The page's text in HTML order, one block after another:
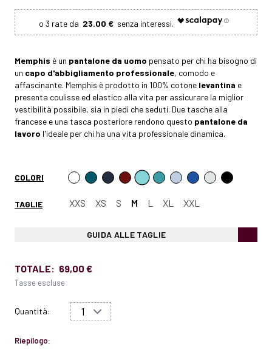
23.00 €
Memphis è un pantalone da uomo pensato per chi ha bisogno di
un capo d'abbigliamento professionale, comodo e
affascinante. Memphis è prodotto in 100% cotone levantina e
presenta coulisse ed elastico alla vita per assicurare la miglior
vestibilità possibile, sia in piedi che seduti. Due tasche alla
francese e una tasca posteriore rendono questo pantalone da
lavoro l'ideale per chi ha una vita professionale dinamica.
COLORI
TAGLIE XXS XS S M L XL XXL
GUIDA ALLE TAGLIE
TOTALE: 69,00 €
Tasse escluse
Quantità:
Riepilogo: